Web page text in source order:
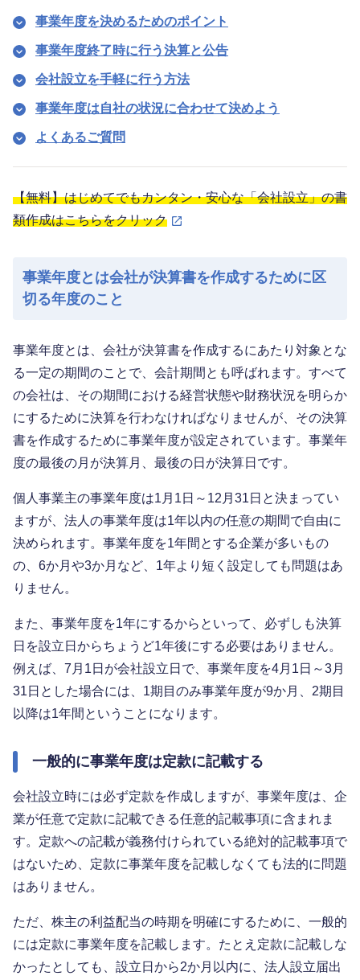
事業年度を決めるためのポイント
事業年度終了時に行う決算と公告
会社設立を手軽に行う方法
事業年度は自社の状況に合わせて決めよう
よくあるご質問
【無料】はじめてでもカンタン・安心な「会社設立」の書
類作成はこちらをクリック
事業年度とは会社が決算書を作成するために区
切る年度のこと
事業年度とは、会社が決算書を作成するにあたり対象とな
る一定の期間のことで、会計期間とも呼ばれます。すべて
の会社は、その期間における経営状態や財務状況を明らか
にするために決算を行わなければなりませんが、その決算
書を作成するために事業年度が設定されています。事業年
度の最後の月が決算月、最後の日が決算日です。
個人事業主の事業年度は1月1日～12月31日と決まってい
ますが、法人の事業年度は1年以内の任意の期間で自由に
決められます。事業年度を1年間とする企業が多いもの
の、6か月や3か月など、1年より短く設定しても問題はあ
りません。
また、事業年度を1年にするからといって、必ずしも決算
日を設立日からちょうど1年後にする必要はありません。
例えば、7月1日が会社設立日で、事業年度を4月1日～3月
31日とした場合には、1期目のみ事業年度が9か月、2期目
以降は1年間ということになります。
一般的に事業年度は定款に記載する
会社設立時には必ず定款を作成しますが、事業年度は、企
業が任意で定款に記載できる任意的記載事項に含まれま
す。定款への記載が義務付けられている絶対的記載事項で
はないため、定款に事業年度を記載しなくても法的に問題
はありません。
ただ、株主の利益配当の時期を明確にするために、一般的
には定款に事業年度を記載します。たとえ定款に記載しな
かったとしても、設立日から2か月以内に、法人設立届出